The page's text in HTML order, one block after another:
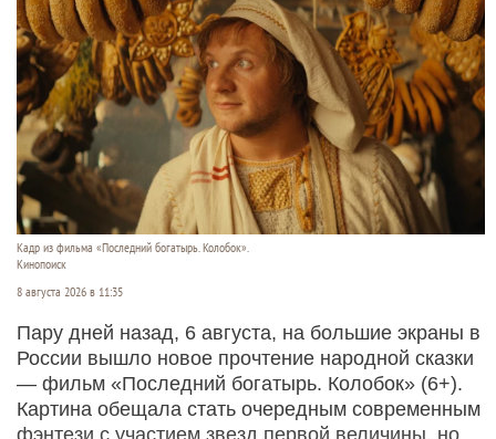
Кадр из фильма «Последний богатырь. Колобок».
Кинопоиск
8 августа 2026 в 11:35
Пару дней назад, 6 августа, на большие экраны в
России вышло новое прочтение народной сказки
— фильм «Последний богатырь. Колобок» (6+).
Картина обещала стать очередным современным